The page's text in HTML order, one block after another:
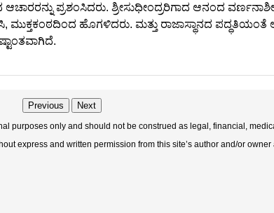
ಪ್ರಶಂಸಿದರು. ಶ್ರೀಸುಧೀಂದ್ರರಿಗಾದ ಆನಂದ
ಹೊಗಳಿದರು. ಮತ್ತು ರಾಜಾಸ್ಥಾನದ
Previous Next
purposes only and should not be construed as legal, financial,
express and written permission from this site’s author and/or